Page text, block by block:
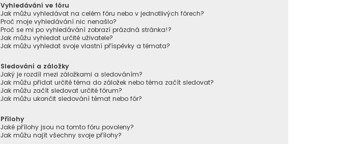
Vyhledávání ve fóru
Jak můžu vyhledávat na celém fóru nebo v jednotlivých fórech?
Proč moje vyhledávání nic nenašlo?
Proč se mi po vyhledávání zobrazí prázdná stránka!?
Jak můžu vyhledat určité uživatele?
Jak můžu vyhledat svoje vlastní příspěvky a témata?
Sledování a záložky
Jaký je rozdíl mezi záložkami a sledováním?
Jak můžu přidat určité téma do záložek nebo téma začít sledovat?
Jak můžu začít sledovat určité fórum?
Jak můžu ukončit sledování témat nebo fór?
Přílohy
Jaké přílohy jsou na tomto fóru povoleny?
Jak můžu najít všechny svoje přílohy?